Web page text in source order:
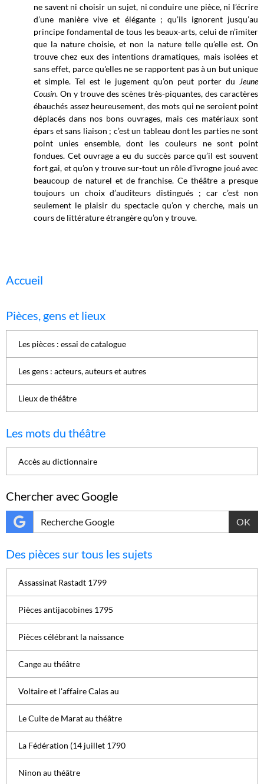
ne savent ni choisir un sujet, ni conduire une pièce, ni l’écrire
d’une manière vive et élégante ; qu’ils ignorent jusqu’au
principe fondamental de tous les beaux-arts, celui de n’imiter
que la nature choisie, et non la nature telle qu’elle est. On
trouve chez eux des intentions dramatiques, mais isolées et
sans effet, parce qu'elles ne se rapportent pas à un but unique
et simple. Tel est le jugement qu’on peut porter du Jeune
Cousin. On y trouve des scènes très-piquantes, des caractères
ébauchés assez heureusement, des mots qui ne seroient point
déplacés dans nos bons ouvrages, mais ces matériaux sont
épars et sans liaison ; c’est un tableau dont les parties ne sont
point unies ensemble, dont les couleurs ne sont point
fondues. Cet ouvrage a eu du succès parce qu’il est souvent
fort gai, et qu’on y trouve sur-tout un rôle d’ivrogne joué avec
beaucoup de naturel et de franchise. Ce théâtre a presque
toujours un choix d’auditeurs distingués ; car c’est non
seulement le plaisir du spectacle qu’on y cherche, mais un
cours de littérature étrangère qu’on y trouve.
Accueil
Pièces, gens et lieux
Les pièces : essai de catalogue
Les gens : acteurs, auteurs et autres
Lieux de théâtre
Les mots du théâtre
Accès au dictionnaire
Chercher avec Google
OK
Des pièces sur tous les sujets
Assassinat Rastadt 1799
Pièces antijacobines 1795
Pièces célébrant la naissance
Cange au théâtre
Voltaire et l'affaire Calas au
Le Culte de Marat au théâtre
La Fédération (14 juillet 1790
Ninon au théâtre